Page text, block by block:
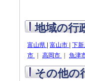
地域の行
富山県 富山市 下
市
高岡市 魚津
その他の